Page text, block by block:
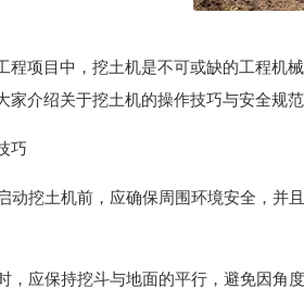
程项目中，挖土机是不可或缺的工程机
家介绍关于挖土机的操作技巧与安全规范
巧
动挖土机前，应确保周围环境安全，并
，应保持挖斗与地面的平行，避免因角